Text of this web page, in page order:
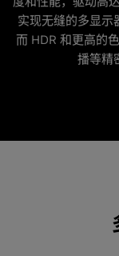
实现无缝的多显示
而 HDR 和更高的
播等精